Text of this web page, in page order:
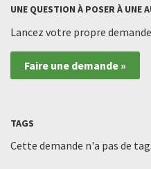
UNE QUESTION À POSER À UNE
Lancez votre propre demande
Faire une demande »
TAGS
Cette demande n'a pas de